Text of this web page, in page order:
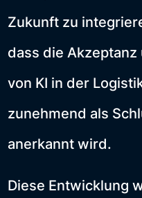
Zukunft zu
dass die
von KI in der
zunehmend als
anerkannt wird.
Diese Entwicklung